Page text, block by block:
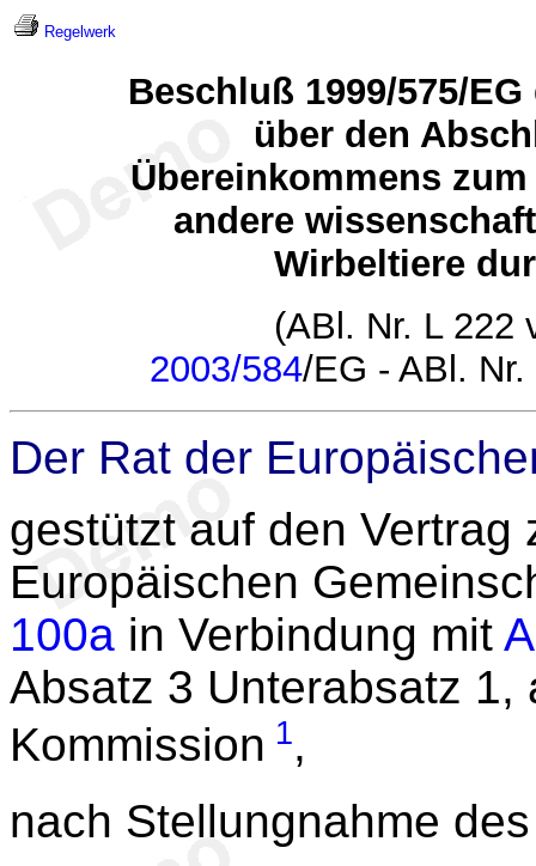
Regelwerk
Beschluß 1999/575/
über den
Übereinkommens
andere
Wirbeltiere
(ABl. Nr. L 222
2003/584/EG - ABl.
Der Rat der
gestützt auf den Vertrag
Europäischen
100a in Verbindung mit
Absatz 3 Unterabsatz 1,
Kommission 1,
nach Stellungnahme